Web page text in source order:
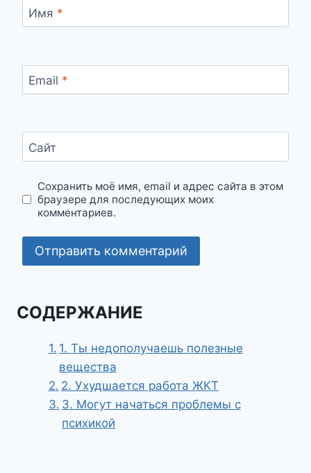
Имя *
Email *
Сайт
Сохранить моё имя, email и адрес сайта в этом
браузере для последующих моих
комментариев.
СОДЕРЖАНИЕ
1. Ты недополучаешь полезные
вещества
2. Ухудшается работа ЖКТ
3. Могут начаться проблемы с
психикой